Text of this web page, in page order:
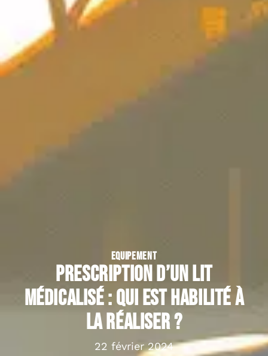
EQUIPEMENT
Prescription d’un lit
médicalisé : qui est habilité à
la réaliser ?
22 février 2024